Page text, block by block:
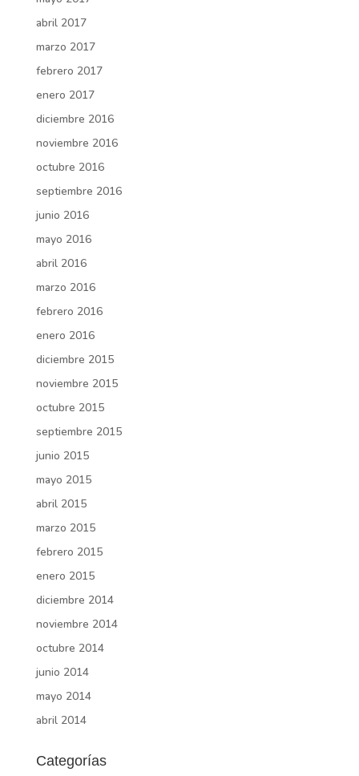
abril 2017
marzo 2017
febrero 2017
enero 2017
diciembre 2016
noviembre 2016
octubre 2016
septiembre 2016
junio 2016
mayo 2016
abril 2016
marzo 2016
febrero 2016
enero 2016
diciembre 2015
noviembre 2015
octubre 2015
septiembre 2015
junio 2015
mayo 2015
abril 2015
marzo 2015
febrero 2015
enero 2015
diciembre 2014
noviembre 2014
octubre 2014
junio 2014
mayo 2014
abril 2014
Categorías